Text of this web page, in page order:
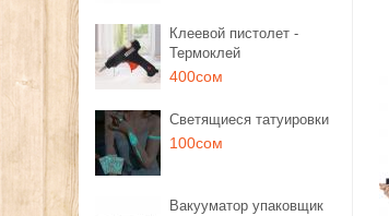
Клеевой пистолет -
Термоклей
400сом
Светящиеся татуировки
100сом
Вакууматор упаковщик